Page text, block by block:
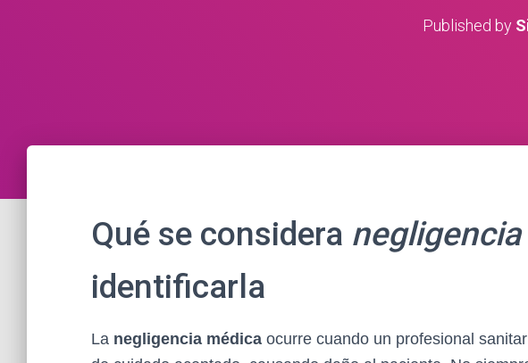
Published by
Qué se considera
identificarla
La negligencia médica ocurre cuando un profesional